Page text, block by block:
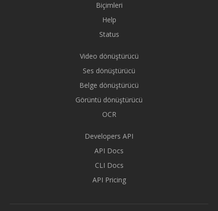
Biçimleri
Help
Status
Video dönüştürücü
Ses dönüştürücü
Belge dönüştürücü
Görüntü dönüştürücü
OCR
Developers API
API Docs
CLI Docs
API Pricing